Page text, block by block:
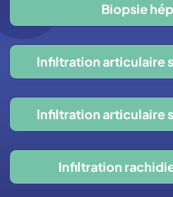
Biopsie
Infiltration articulaire
Infiltration articulaire
Infiltration